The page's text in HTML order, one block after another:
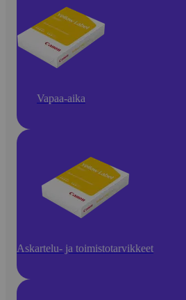
Vapaa-aika
Askartelu- ja toimistotarvikkeet